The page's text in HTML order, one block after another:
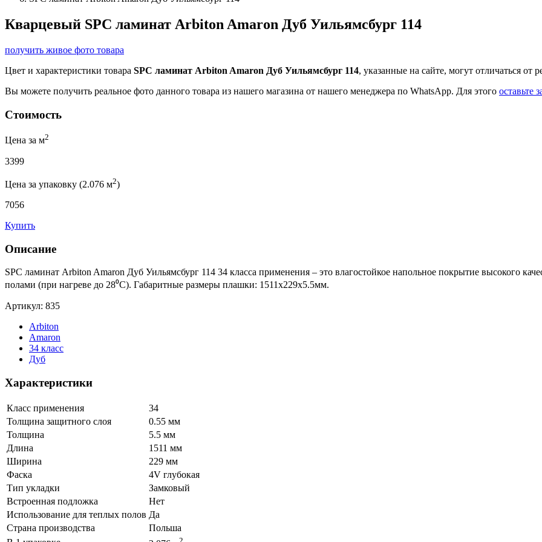
Кварцевый SPC ламинат Arbiton Amaron Дуб Уильямсбург 114
получить живое фото товара
Цвет и характеристики товара SPC ламинат Arbiton Amaron Дуб Уильямсбург 114, указанные на сайте, могут отличаться от
Вы можете получить реальное фото данного товара из нашего магазина от нашего менеджера по WhatsApp. Для этого оставьте
Стоимость
Цена за м2
3399
Цена за упаковку (2.076 м2)
7056
Купить
Описание
SPC ламинат Arbiton Amaron Дуб Уильямсбург 114 34 класса применения – это влагостойкое напольное покрытие высокого
полами (при нагреве до 28⁰С). Габаритные размеры плашки: 1511x229x5.5мм.
Артикул: 835
Arbiton
Amaron
34 класс
Дуб
Характеристики
Класс применения
34
Толщина защитного слоя
0.55 мм
Толщина
5.5 мм
Длина
1511 мм
Ширина
229 мм
Фаска
4V глубокая
Тип укладки
Замковый
Встроенная подложка
Нет
Использование для теплых полов Да
Страна производства
Польша